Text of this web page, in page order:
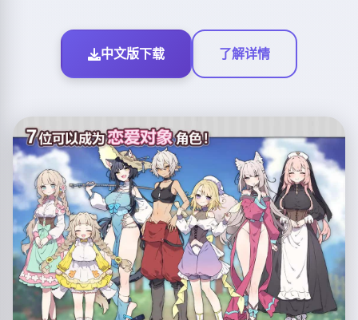
中文版下载 了解详情